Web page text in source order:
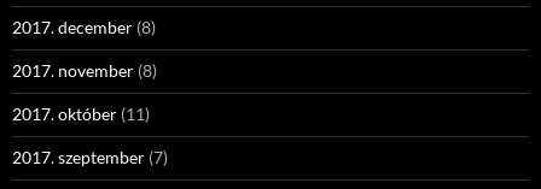
2017. december (8)
2017. november (8)
2017. október (11)
2017. szeptember (7)